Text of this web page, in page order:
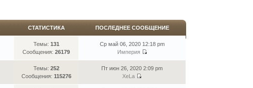
СТАТИСТИКА ПОСЛЕДНЕЕ СООБЩЕНИЕ
Темы: 131
Сообщения:26179
Ср май 06, 2020 12:18 pm
Империя
Темы: 252
Сообщения: 115276
Пт июн 26, 2020 2:09 pm
XeLa